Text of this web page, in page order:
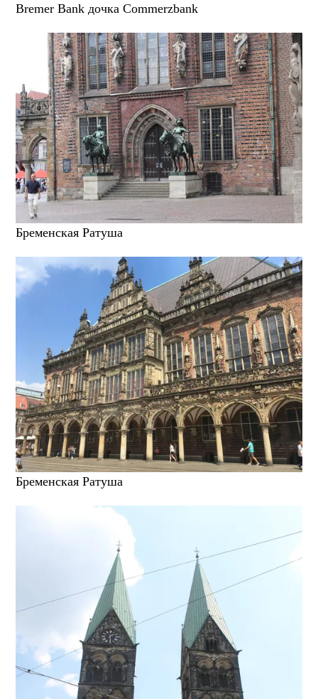
Bremer Bank дочка Commerzbank
Бременская Ратуша
Бременская Ратуша